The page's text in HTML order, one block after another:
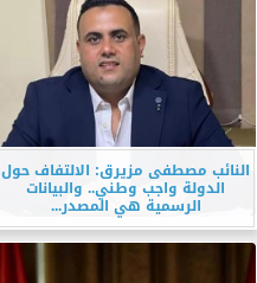
النائب مصطفى مزيرق: الالتفاف حول
الدولة واجب وطني.. والبيانات
الرسمية هي المصدر...